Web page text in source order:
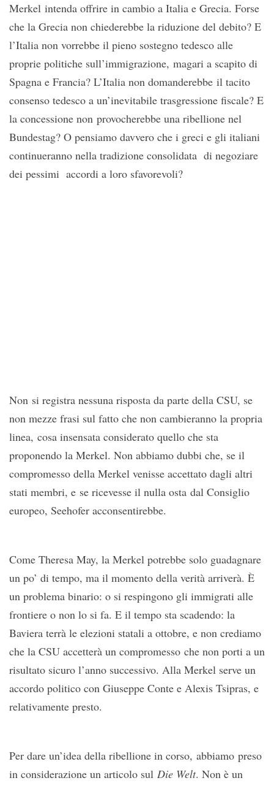
Merkel intenda offrire in cambio a Italia e Grecia. Forse
che la Grecia non chiederebbe la riduzione del debito? E
l’Italia non vorrebbe il pieno sostegno tedesco alle
proprie politiche sull’immigrazione, magari a scapito di
Spagna e Francia? L’Italia non domanderebbe il tacito
consenso tedesco a un’inevitabile trasgressione fiscale? E
la concessione non provocherebbe una ribellione nel
Bundestag? O pensiamo davvero che i greci e gli italiani
continueranno nella tradizione consolidata di negoziare
dei pessimi accordi a loro sfavorevoli?
Non si registra nessuna risposta da parte della CSU, se
non mezze frasi sul fatto che non cambieranno la propria
linea, cosa insensata considerato quello che sta
proponendo la Merkel. Non abbiamo dubbi che, se il
compromesso della Merkel venisse accettato dagli altri
stati membri, e se ricevesse il nulla osta dal Consiglio
europeo, Seehofer acconsentirebbe.
Come Theresa May, la Merkel potrebbe solo guadagnare
un po’ di tempo, ma il momento della verità arriverà. È
un problema binario: o si respingono gli immigrati alle
frontiere o non lo si fa. E il tempo sta scadendo: la
Baviera terrà le elezioni statali a ottobre, e non crediamo
che la CSU accetterà un compromesso che non porti a un
risultato sicuro l’anno successivo. Alla Merkel serve un
accordo politico con Giuseppe Conte e Alexis Tsipras, e
relativamente presto.
Per dare un’idea della ribellione in corso, abbiamo preso
in considerazione un articolo sul Die Welt. Non è un